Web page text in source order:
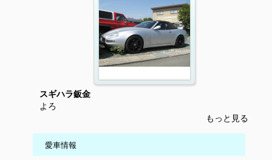
スギハラ鈑金
よろ
もっと見る
愛車情報